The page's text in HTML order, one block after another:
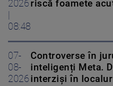
2026
08:48
riscă foamete
07-
08-
2026
Controverse în
inteligenți Meta.
interziși în